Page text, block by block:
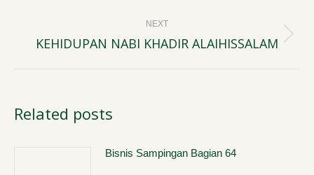
NEXT
Next
KEHIDUPAN NABI KHADIR ALAIHISSALAM
Related posts
Bisnis Sampingan Bagian 64